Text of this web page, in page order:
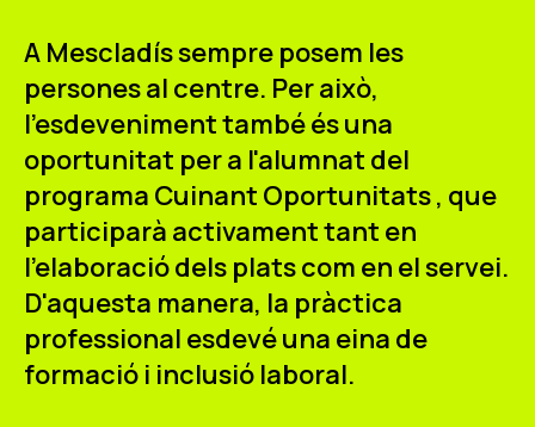
A Mescladís sempre posem les
persones al centre. Per això,
l'esdeveniment també és una
oportunitat per a l'alumnat del
programa Cuinant Oportunitats, que
participarà activament tant en
l'elaboració dels plats com en el servei.
D'aquesta manera, la pràctica
professional esdevé una eina de
formació i inclusió laboral.